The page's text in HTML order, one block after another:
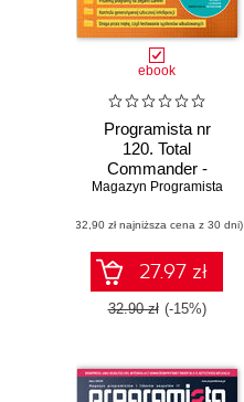
ebook
Programista nr
120. Total
Commander -
wtyczka
własny format
archiwum
Magazyn Programista
(32,90 zł najniższa cena z 30 dni)
27.97 zł
32.90 zł (-15%)